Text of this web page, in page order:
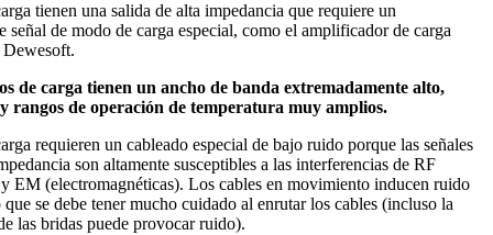
tienen una salida de alta impedancia que requiere un
señal de modo de carga especial, como el amplificador de carga
de carga tienen un ancho de banda extremadamente alto,
rangos de operación de temperatura muy amplios.
requieren un cableado especial de bajo ruido porque las señales
son altamente susceptibles a las interferencias de RF
EM (electromagnéticas). Los cables en movimiento inducen ruido
se debe tener mucho cuidado al enrutar los cables (incluso la
las bridas puede provocar ruido).